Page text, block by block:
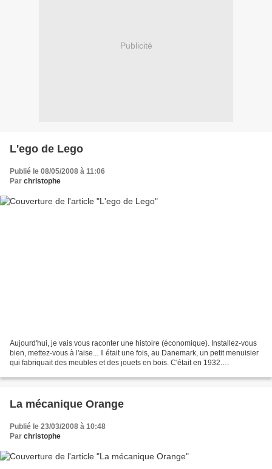
Publicité
L'ego de Lego
Publié le 08/05/2008 à 11:06
Par christophe
Aujourd'hui, je vais vous raconter une histoire (économique). Installez-vous
bien, mettez-vous à l'aise... Il était une fois, au Danemark, un petit menuisier
qui fabriquait des meubles et des jouets en bois. C'était en 1932.
La mécanique Orange
Publié le 23/03/2008 à 10:48
Par christophe